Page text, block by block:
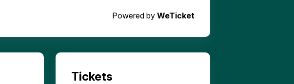
Powered by WeTicket
Tickets